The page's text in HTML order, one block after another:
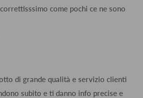
come pochi ce ne sono
di grande qualità e servizio clienti
subito e ti danno info precise e